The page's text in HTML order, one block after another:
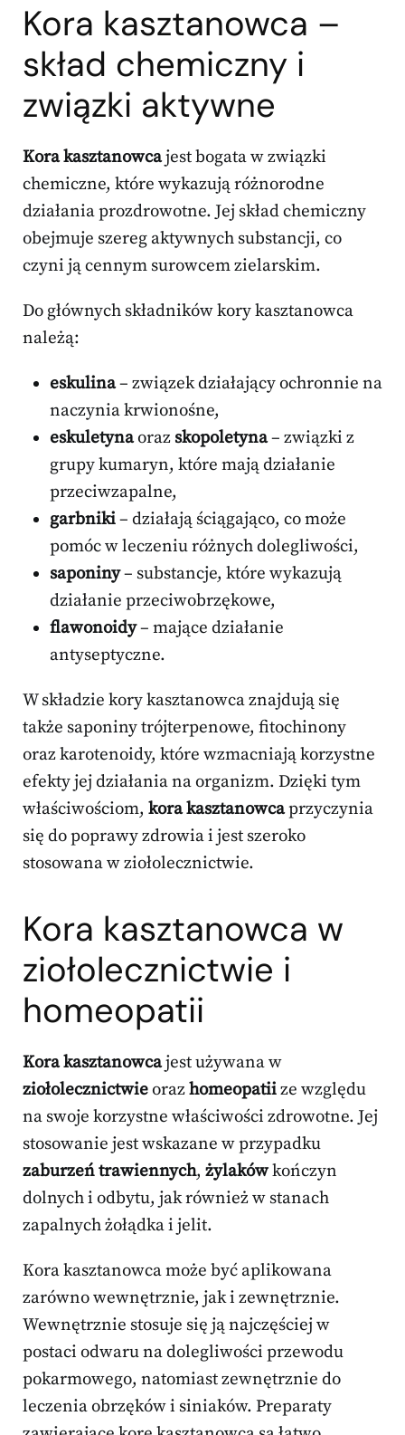
Kora kasztanowca –
skład chemiczny i
związki aktywne
Kora kasztanowcajest bogata w związki
chemiczne, które wykazują różnorodne
działania prozdrowotne. Jej skład chemiczny
obejmuje szereg aktywnych substancji, co
czyni ją cennym surowcem zielarskim.
Do głównych składników kory kasztanowca
należą:
eskulina– związek działający ochronnie na
naczynia krwionośne,
eskuletynaoraz skopoletyna– związki z
grupy kumaryn, które mają działanie
przeciwzapalne,
garbniki– działają ściągająco, co może
pomóc w leczeniu różnych dolegliwości,
saponiny– substancje, które wykazują
działanie przeciwobrzękowe,
flawonoidy– mające działanie
antyseptyczne.
W składzie kory kasztanowca znajdują się
także saponiny trójterpenowe, fitochinony
oraz karotenoidy, które wzmacniają korzystne
efekty jej działania na organizm. Dzięki tym
właściwościom, kora kasztanowcaprzyczynia
się do poprawy zdrowia i jest szeroko
stosowana w ziołolecznictwie.
Kora kasztanowca w
ziołolecznictwie i
homeopatii
Kora kasztanowcajest używana w
ziołolecznictwieorazhomeopatiize względu
na swoje korzystne właściwości zdrowotne. Jej
stosowanie jest wskazane w przypadku
zaburzeń trawiennych, żylakówkończyn
dolnych i odbytu, jak również w stanach
zapalnych żołądka i jelit.
Kora kasztanowca może być aplikowana
zarówno wewnętrznie, jak i zewnętrznie.
Wewnętrznie stosuje się ją najczęściej w
postaci odwaru na dolegliwości przewodu
pokarmowego, natomiast zewnętrznie do
leczenia obrzęków i siniaków. Preparaty